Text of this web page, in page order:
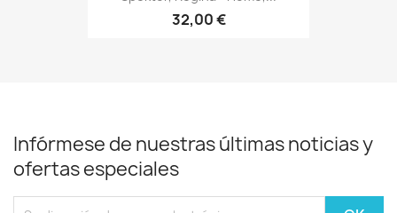
32,00 €
Infórmese de nuestras últimas noticias y
ofertas especiales